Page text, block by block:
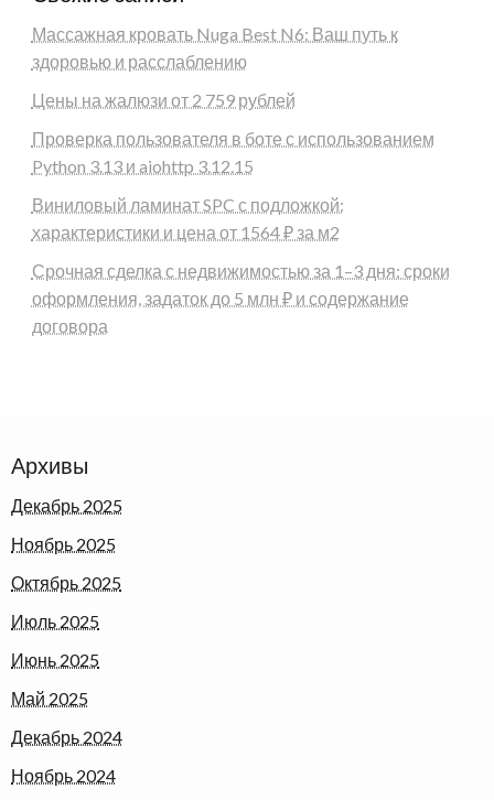
Массажная кровать Nuga Best N6: Ваш путь к
здоровью и расслаблению
Цены на жалюзи от 2 759 рублей
Проверка пользователя в боте с использованием
Python 3.13 и aiohttp 3.12.15
Виниловый ламинат SPC с подложкой:
характеристики и цена от 1564 ₽ за м2
Срочная сделка с недвижимостью за 1–3 дня: сроки
оформления, задаток до 5 млн ₽ и содержание
договора
Архивы
Декабрь 2025
Ноябрь 2025
Октябрь 2025
Июль 2025
Июнь 2025
Май 2025
Декабрь 2024
Ноябрь 2024